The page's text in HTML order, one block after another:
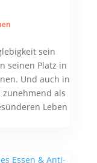
sein
seinen Platz in
Und auch in
als
Leben